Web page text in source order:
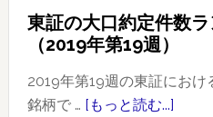
の
口
東証の大口約定件数
（2019年第19週）
2019年第19週の東証にお
銘柄で … [もっと読む...]